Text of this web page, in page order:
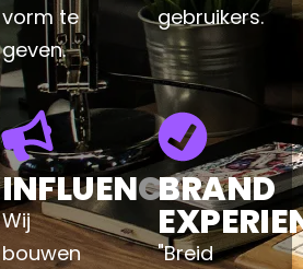
vorm te
geven.
gebruikers.
INFLUENCER
Wij
bouwen
BRAND
"Breid